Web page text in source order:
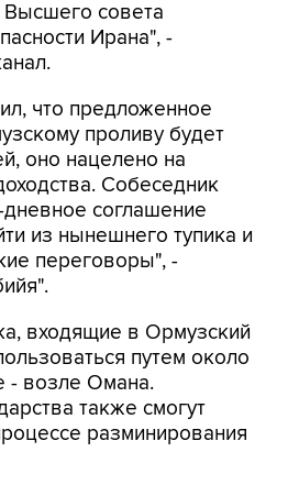
что предложенное
оно нацелено на
Собеседник
соглашение
из нынешнего тупика и
переговоры", -
входящие в Ормузский
- возле Омана.
также смогут
разминирования
США и Иран